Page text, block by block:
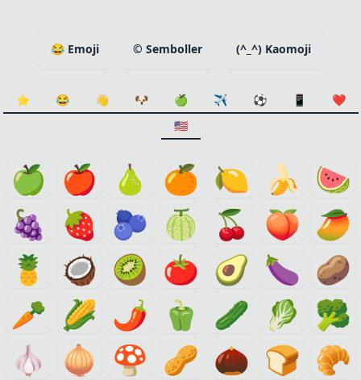
😂 Emoji © Semboller (^_^) Kaomoji
⭐️ 😂 👋 🐶 🍏 ✈️ ⚽ 📱
❤️
🇺🇸
🍏 🍎 🍐 🍊 🍋 🍌 🍉
🍇 🍓 🫐 🍈 🍒 🍑 🥭
🍍
🥥 🥝 🍅 🥑 🍆 🥔
🥕 🌽 🌶️ 🫑 🥒 🥬 🥦
🧄 🧅 🍄 🥜 🌰 🍞 🥐